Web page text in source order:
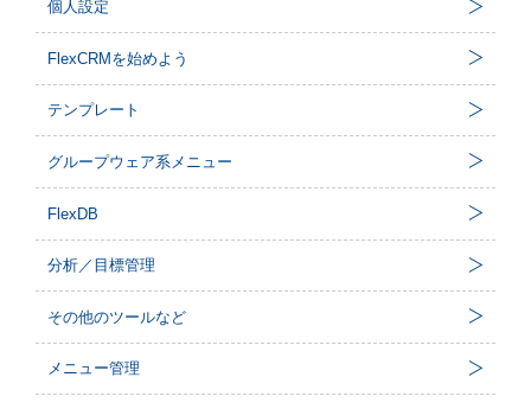
個人設定
FlexCRMを始めよう
テンプレート
グループウェア系メニュー
FlexDB
分析／目標管理
その他のツールなど
メニュー管理